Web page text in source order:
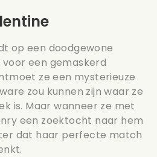
op een doodgewone
een gemaskerd
ze een mysterieuze
zou kunnen zijn waar ze
is. Maar wanneer ze met
een zoektocht naar hem
dat haar perfecte match